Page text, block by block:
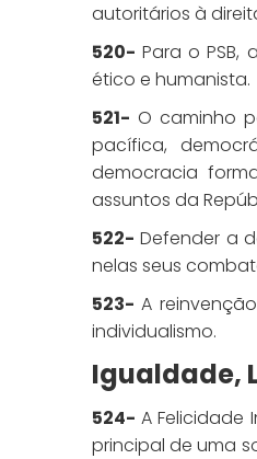
autoritários à
520- Para o
ético e humanista.
521- O caminho
pacífica,
democracia
assuntos da
522- Defender a
nelas seus
523- A
individualismo.
Igualdade,
524- A Felicidade
principal de uma